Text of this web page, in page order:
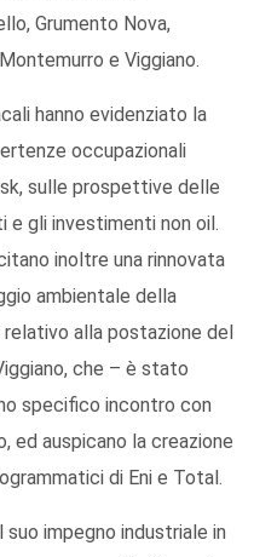
Grumento Nova,
e Viggiano.
hanno evidenziato la
occupazionali
sulle prospettive delle
gli investimenti non oil.
inoltre una rinnovata
ambientale della
relativo alla postazione del
che – è stato
specifico incontro con
ed auspicano la creazione
di Eni e Total.
suo impegno industriale in